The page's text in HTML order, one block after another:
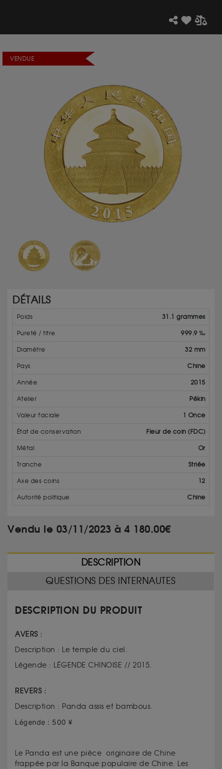
DÉTAILS
Poids 31.1 grammes
Pureté / titre 999.9 ‰
Diamètre 32 mm
Pays Chine
Année 2015
Atelier Pékin
Valeur faciale 1 Once
État de conservation Fleur de coin (FDC)
Métal Or
Tranche Striée
Axe des coins 12
Autorité politique Chine
VENDUE
Vendu le 03/11/2023 à 4 180.00€
DESCRIPTION
QUESTIONS DES INTERNAUTES
DESCRIPTION DU PRODUIT
AVERS :
Description : Le temple du ciel.
Légende : LÉGENDE CHINOISE // 2015.
REVERS :
Description : Panda assis et bambous.
Légende : 500 ¥
Le Panda est une pièce originaire de Chine
frappée par la Banque populaire de Chine. Les